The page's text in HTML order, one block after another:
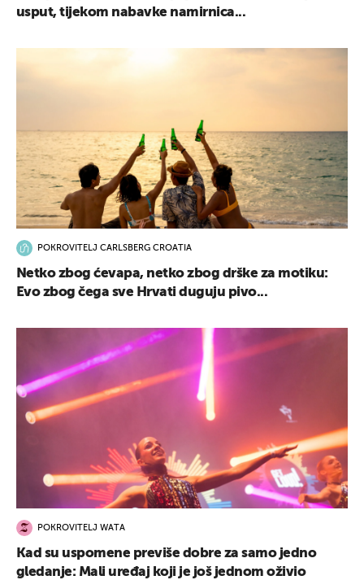
usput, tijekom nabavke namirnica...
POKROVITELJ CARLSBERG CROATIA
Netko zbog ćevapa, netko zbog drške za motiku:
Evo zbog čega sve Hrvati duguju pivo...
POKROVITELJ WATA
Kad su uspomene previše dobre za samo jedno
gledanje: Mali uređaj koji je još jednom oživio